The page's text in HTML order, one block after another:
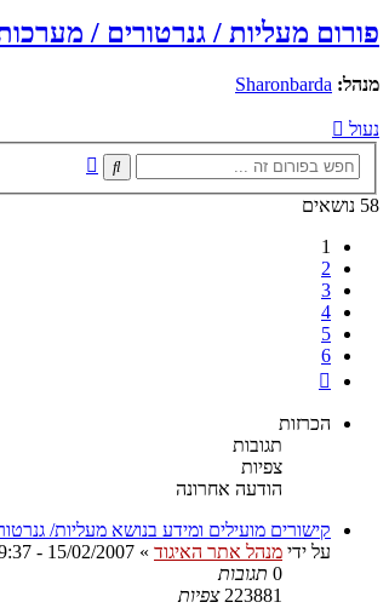
פורום מעליות / גנרטורים /
מנהל: Sharonbarda
נעול
חיפוש
58 נושאים
1
2
3
4
5
6
הכרזות
תגובות
צפיות
הודעה אחרונה
קישורים מועילים ומידע בנושא מעליות/
על ידי מנהל אתר האיגוד »
15/02/2007 - 20:29:37
0 תגובות
223881 צפיות